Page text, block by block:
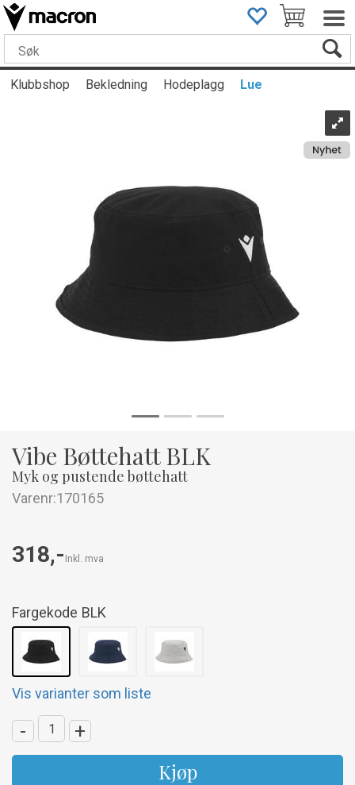
Klubbshop Bekledning Hodeplagg Lue
Vibe Bøttehatt BLK
Myk og pustende bøttehatt
Varenr:170165
318,- Inkl. mva
Fargekode BLK
Vis varianter som liste
- +
Kjøp